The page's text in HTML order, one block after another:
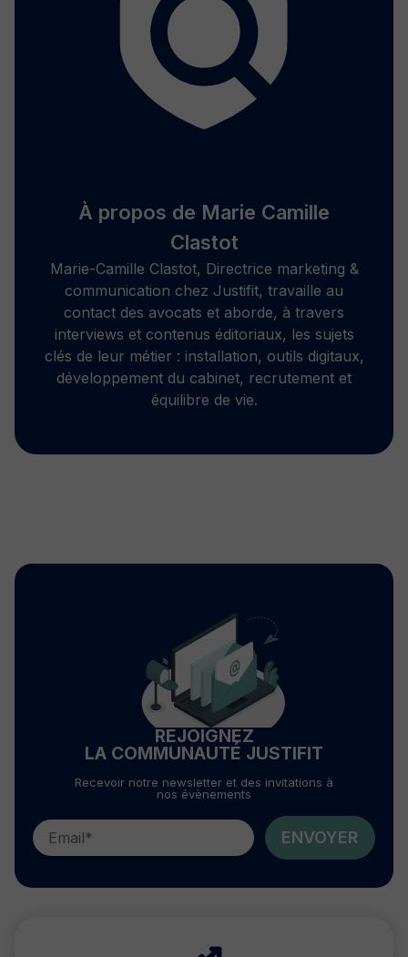
À propos de Marie Camille
Clastot
Marie-Camille Clastot, Directrice marketing &
communication chez Justifit, travaille au
contact des avocats et aborde, à travers
interviews et contenus éditoriaux, les sujets
clés de leur métier : installation, outils digitaux,
développement du cabinet, recrutement et
équilibre de vie.
REJOIGNEZ
LA COMMUNAUTÉ JUSTIFIT
Recevoir notre newsletter et des invitations à
nos évènements
ENVOYER